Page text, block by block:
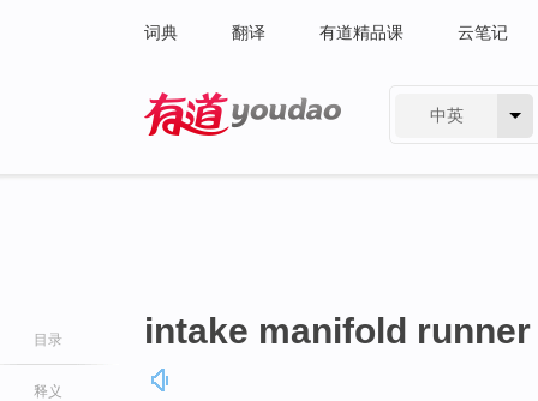
词典 翻译 有道精品课 云笔记
中英
目录
释义
intake manifold